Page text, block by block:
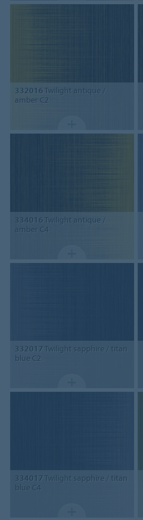
332016Twilight antique /
amber C2
334016 Twilight antique /
amber C4
332017Twilight sapphire / titan
blue C2
334017Twilight sapphire / titan
blue C4